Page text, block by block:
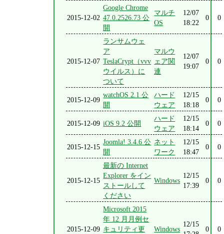
2015-12-02
Google Chrome
47.0.2526.73 公
開
マルチ
OS
12/07
18:22
0 0
2015-12-07
ランサムウェ
ア
TeslaCrypt（vvv
ウイルス）に
ついて
マルウ
ェア関
連
12/07
19:07
0 0
2015-12-09
watchOS 2.1 公
開
ハード
ウェア
12/15
18:18
0 0
2015-12-09 iOS 9.2 公開
ハード
ウェア
12/15
18:14
0 0
2015-12-15
Joomla! 3.4.6 公
開
ネット
ワーク
12/15
18:47
0 0
2015-12-15
最新の Internet
Explorer をイン
ストールして
ください
Windows
12/15
17:39
0 0
2015-12-09
Microsoft 2015
年 12 月月例セ
キュリティ更
Windows
12/15
0 0